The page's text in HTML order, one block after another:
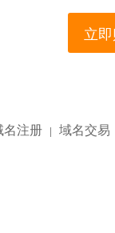
立
名注册 | 域名交易